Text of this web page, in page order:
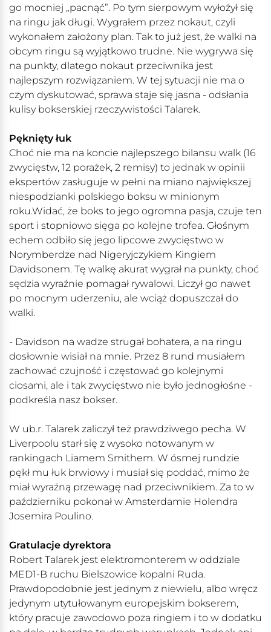
go mocniej „pacnąć”. Po tym sierpowym wyłożył się
na ringu jak długi. Wygrałem przez nokaut, czyli
wykonałem założony plan. Tak to już jest, że walki na
obcym ringu są wyjątkowo trudne. Nie wygrywa się
na punkty, dlatego nokaut przeciwnika jest
najlepszym rozwiązaniem. W tej sytuacji nie ma o
czym dyskutować, sprawa staje się jasna - odsłania
kulisy bokserskiej rzeczywistości Talarek.
Pęknięty łuk
Choć nie ma na koncie najlepszego bilansu walk (16
zwycięstw, 12 porażek, 2 remisy) to jednak w opinii
ekspertów zasługuje w pełni na miano największej
niespodzianki polskiego boksu w minionym
roku.Widać, że boks to jego ogromna pasja, czuje ten
sport i stopniowo sięga po kolejne trofea. Głośnym
echem odbiło się jego lipcowe zwycięstwo w
Norymberdze nad Nigeryjczykiem Kingiem
Davidsonem. Tę walkę akurat wygrał na punkty, choć
sędzia wyraźnie pomagał rywalowi. Liczył go nawet
po mocnym uderzeniu, ale wciąż dopuszczał do
walki.
- Davidson na wadze strugał bohatera, a na ringu
dosłownie wisiał na mnie. Przez 8 rund musiałem
zachować czujność i częstować go kolejnymi
ciosami, ale i tak zwycięstwo nie było jednogłośne -
podkreśla nasz bokser.
W ub.r. Talarek zaliczył też prawdziwego pecha. W
Liverpoolu starł się z wysoko notowanym w
rankingach Liamem Smithem. W ósmej rundzie
pękł mu łuk brwiowy i musiał się poddać, mimo że
miał wyraźną przewagę nad przeciwnikiem. Za to w
październiku pokonał w Amsterdamie Holendra
Josemira Poulino.
Gratulacje dyrektora
Robert Talarek jest elektromonterem w oddziale
MED1-B ruchu Bielszowice kopalni Ruda.
Prawdopodobnie jest jednym z niewielu, albo wręcz
jedynym utytułowanym europejskim bokserem,
który pracuje zawodowo poza ringiem i to w dodatku